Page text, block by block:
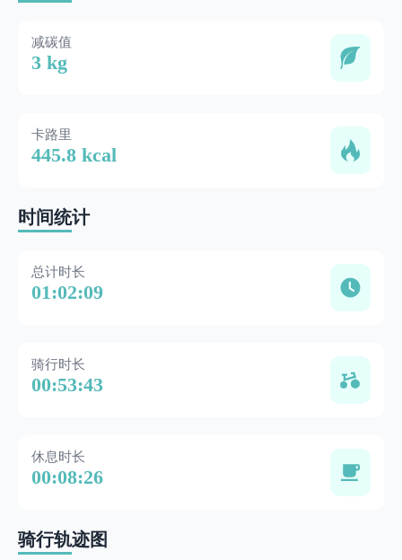
减碳值
3 kg
卡路里
445.8 kcal
时间统计
总计时长
01:02:09
骑行时长
00:53:43
休息时长
00:08:26
骑行轨迹图